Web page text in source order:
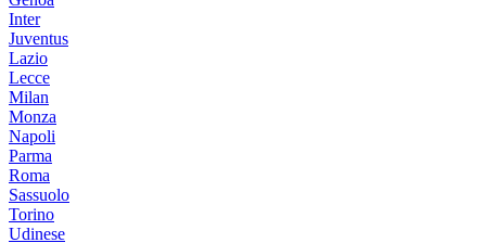
Inter
Juventus
Lazio
Lecce
Milan
Monza
Napoli
Parma
Roma
Sassuolo
Torino
Udinese